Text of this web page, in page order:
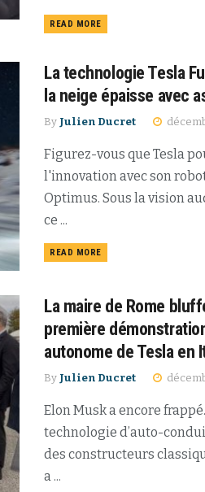
READ MORE
La technologie Tesla
la neige épaisse avec
By Julien Ducret
Figurez-vous que Tesla
l'innovation avec son
Optimus. Sous la vision
ce ...
READ MORE
La maire de Rome
première
autonome de Tesla en
By Julien Ducret
Elon Musk a encore
technologie d’auto-
des constructeurs
a ...